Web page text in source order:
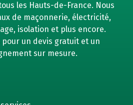
les Hauts-de-France. Nous
de maçonnerie, électricité,
isolation et plus encore.
pour un devis gratuit et un
sur mesure.